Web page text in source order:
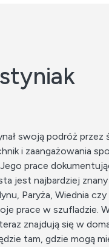
swoją podróż
i zaangażowania
prace
jest najbardziej
Paryża, Wiednia
prace w szufladzie.
znajdują się w
tam, gdzie mogą